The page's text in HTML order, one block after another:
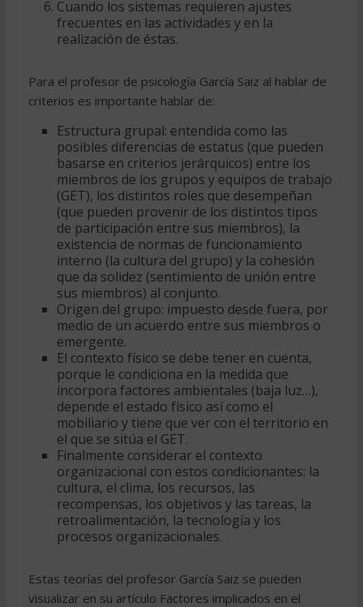
Cuando los sistemas requieren ajustes
frecuentes en las actividades y en la
realización de éstas.
Para el profesor de psicología García Saiz al hablar de
criterios es importante hablar de:
Estructura grupal: entendida como las
posibles diferencias de estatus (que pueden
basarse en criterios jerárquicos) entre los
miembros de los grupos y equipos de trabajo
(GET), los distintos roles que desempeñan
(que pueden provenir de los distintos tipos
de participación entre sus miembros), la
existencia de normas de funcionamiento
interno (la cultura del grupo) y la cohesión
que da solidez (sentimiento de unión entre
sus miembros) al conjunto.
Origen del grupo: impuesto desde fuera, por
medio de un acuerdo entre sus miembros o
emergente.
El contexto físico se debe tener en cuenta,
porque le condiciona en la medida que
incorpora factores ambientales (baja luz…),
depende el estado físico así como el
mobiliario y tiene que ver con el territorio en
el que se sitúa el GET.
Finalmente considerar el contexto
organizacional con estos condicionantes: la
cultura, el clima, los recursos, las
recompensas, los objetivos y las tareas, la
retroalimentación, la tecnología y los
procesos organizacionales.
Estas teorías del profesor García Saiz se pueden
visualizar en su artículo Factores implicados en el